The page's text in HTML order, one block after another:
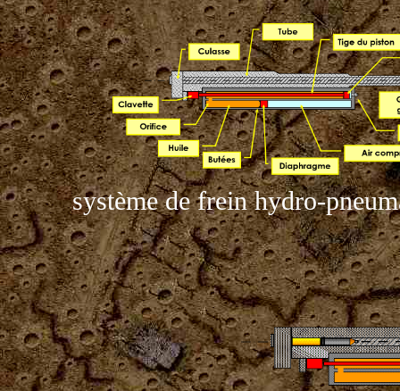
système de frein hydro-